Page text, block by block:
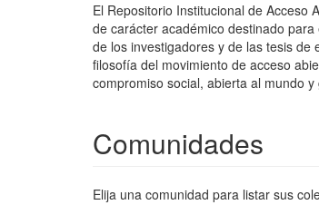
El Repositorio Institucional de Acceso
de carácter académico destinado
de los investigadores y de las tesis
filosofía del movimiento de acceso
compromiso social, abierta al mundo
Comunidades
Elija una comunidad para listar sus